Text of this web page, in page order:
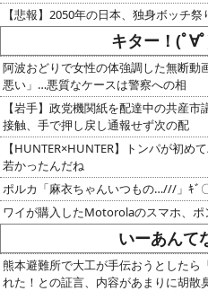
【悲報】2050年の日本、独身ボッチ
キター！(ﾟ∀
阿波おどりで女性の体強調した無断動
悪い」…悪質なケースは警察への相
【岩手】政党機関紙を配達中の共産
接触、手で押し戻し通報せず次の配
【HUNTER×HUNTER】トンパが初め
若かったんだね
ポルカ「麻衣ちゃんいつもの…///」ｷﾞ
ワイが購入したMotorolaのスマホ、ポ
いーあんて
熊本避難所で大工が手伝おうとしたら
れた！との証言、内容があまりに胡